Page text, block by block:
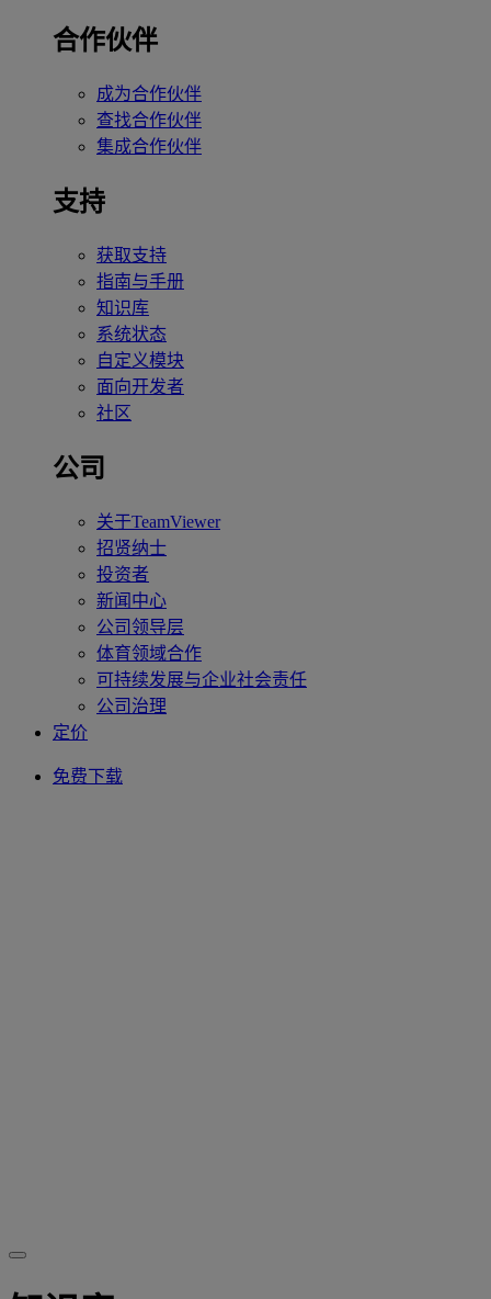
合作伙伴
成为合作伙伴
查找合作伙伴
集成合作伙伴
支持
获取支持
指南与手册
知识库
系统状态
自定义模块
面向开发者
社区
公司
关于TeamViewer
招贤纳士
投资者
新闻中心
公司领导层
体育领域合作
可持续发展与企业社会责任
公司治理
定价
免费下载